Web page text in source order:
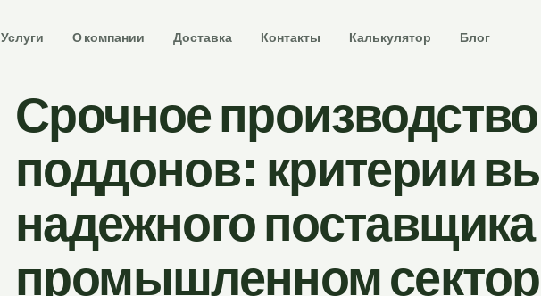
Услуги О компании Доставка Контакты Калькулятор Блог
Срочное производство
поддонов: критерии
надежного
промышленном